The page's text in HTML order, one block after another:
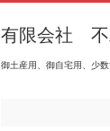
有限会社 不
御土産用、御自宅用、少